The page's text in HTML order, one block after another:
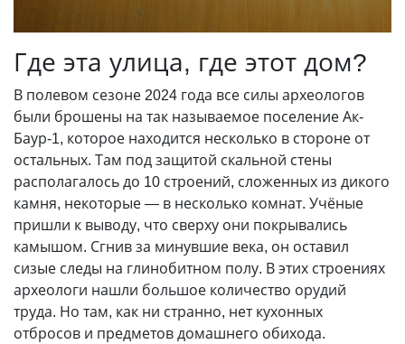
Где эта улица, где этот дом?
В полевом сезоне 2024 года все силы археологов
были брошены на так называемое поселение Ак-
Баур-1, которое находится несколько в стороне от
остальных. Там под защитой скальной стены
располагалось до 10 строений, сложенных из дикого
камня, некоторые — в несколько комнат. Учёные
пришли к выводу, что сверху они покрывались
камышом. Сгнив за минувшие века, он оставил
сизые следы на глинобитном полу. В этих строениях
археологи нашли большое количество орудий
труда. Но там, как ни странно, нет кухонных
отбросов и предметов домашнего обихода.